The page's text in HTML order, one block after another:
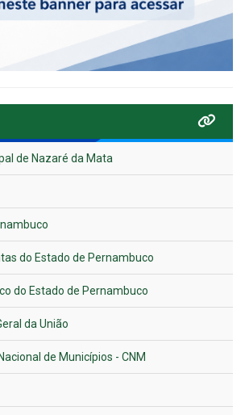
de Nazaré da Mata
do Estado de Pernambuco
do Estado de Pernambuco
da União
de Municípios - CNM